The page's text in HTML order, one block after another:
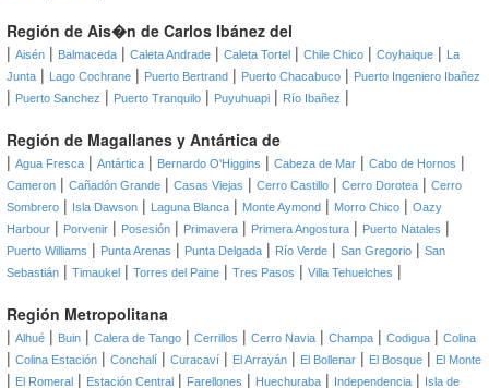
Región de Ais�n de Carlos Ibánez del
| Aisén | Balmaceda | Caleta Andrade | Caleta Tortel | Chile Chico | Coyhaique |
La
Junta | Lago Cochrane | Puerto Bertrand | Puerto Chacabuco | Puerto Ingeniero Ibañez
| Puerto Sanchez | Puerto Tranquilo | Puyuhuapi | Río Ibañez |
Región de Magallanes y Antártica de
| Agua Fresca | Antártica | Bernardo O'Higgins | Cabeza de Mar | Cabo de Hornos |
Cameron | Cañadón Grande | Casas Viejas | Cerro Castillo | Cerro Dorotea | Cerro
Sombrero | Isla Dawson | Laguna Blanca | Monte Aymond | Morro Chico | Oazy
Harbour | Porvenir | Posesión | Primavera | Primera Angostura | Puerto Natales |
Puerto Williams | Punta Arenas | Punta Delgada | Río Verde | San Gregorio | San
Sebastián | Timaukel | Torres del Paine | Tres Pasos | Villa Tehuelches |
Región Metropolitana
| Alhué | Buin | Calera de Tango | Cerrillos | Cerro Navia | Champa | Codigua | Colina
| Colina Estación | Conchalí | Curacaví | El Arrayán | El Bollenar | El Bosque | El Monte
| El Romeral | Estación Central | Farellones | Huechuraba | Independencia | Isla de